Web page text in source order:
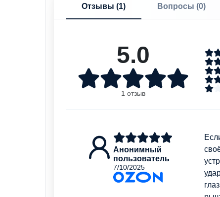
Отзывы (1) Вопросы (0)
5.0
1 отзыв
Анонимный
пользователь
7/10/2025